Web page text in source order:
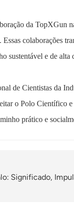
da TopXGun
Essas colaborações
sustentável e de
de Cientistas da
o Polo Científico
prático e
Significado,